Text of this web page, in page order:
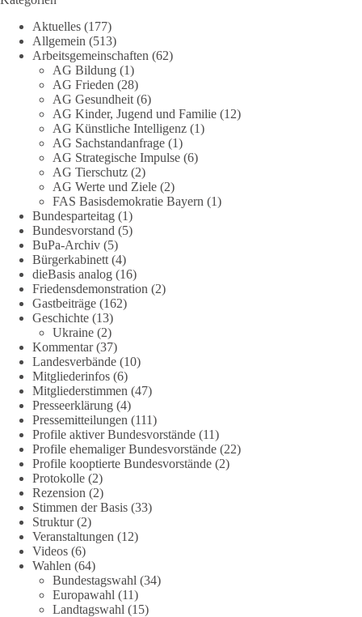
hinausreichen und grundlegende Fragen zum Menschenbild,
zum Rechtsstaat und zur Demokratie aufwerfen. [...]
👉 Hier weiterlesen: https://diebasis-
partei.de/2026/07/grundrechte-der-natur-ein-angriff-auf-das-
grundgesetz/
🟩🟩🟦🟦🟥🟥🟧🟧
Es ging weniger um fertige Antworten als um eine Debatte
darüber, wie Freiheit, Verantwortung, Naturschutz und
Grundrechte in einer demokratischen Gesellschaft künftig
miteinander in Einklang gebracht werden können.
#dieBasis #natur #grundrechte
7 8
DieBasis
2 Tage(n) zuvor
Jetzt dieBasis Sachsen-Anhalt unterstützen!
Die Landtagswahl 2026 in Sachsen-Anhalt findet am 6.
September statt. Die Inhalte stehen – jetzt müssen sie gesehen,
geteilt und diskutiert werden.
Folge unseren Kanälen:
Facebook:
https://www.facebook.com/groups/diebasissachsenanhalt/
Instragram:
https://www.instagram.com/die_basis_sachsen_anhalt/
Tiktok: https://www.tiktok.com/@diebasis_sachsenanhalt
Aktuelles (177)
Allgemein (513)
Arbeitsgemeinschaften (62)
AG Bildung (1)
AG Frieden (28)
AG Gesundheit (6)
AG Kinder, Jugend und Familie (12)
AG Künstliche Intelligenz (1)
AG Sachstandanfrage (1)
AG Strategische Impulse (6)
AG Tierschutz (2)
AG Werte und Ziele (2)
FAS Basisdemokratie Bayern (1)
Bundesparteitag (1)
Bundesvorstand (5)
BuPa-Archiv (5)
Bürgerkabinett (4)
dieBasis analog (16)
Friedensdemonstration (2)
Gastbeiträge (162)
Geschichte (13)
Ukraine (2)
Kommentar(37)
Landesverbände (10)
Mitgliederinfos (6)
Mitgliederstimmen (47)
Presseerklärung (4)
Pressemitteilungen (111)
Profile aktiver Bundesvorstände (11)
Profile ehemaliger Bundesvorstände (22)
Profile kooptierte Bundesvorstände (2)
Protokolle (2)
Rezension (2)
Stimmen der Basis (33)
Struktur(2)
Veranstaltungen (12)
Videos (6)
Wahlen (64)
Bundestagswahl (34)
Europawahl (11)
Landtagswahl (15)